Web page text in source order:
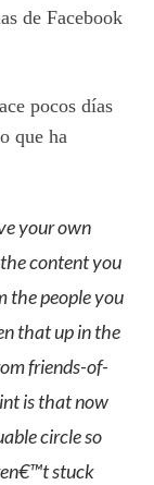
de Facebook
pocos días
que ha
your own
content you
the people you
that up in the
friends-of-
is that now
circle so
stuck